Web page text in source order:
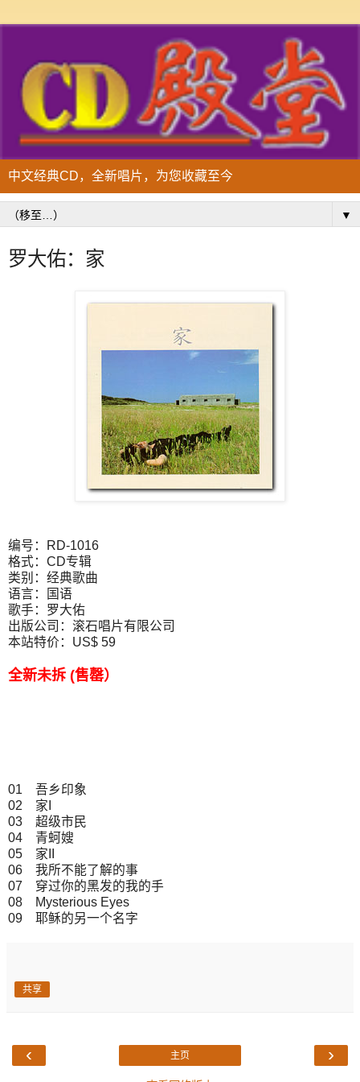
中文经典CD，全新唱片，为您收藏至今
▼
罗大佑：家
编号：RD-1016
格式：CD专辑
类别：经典歌曲
语言：国语
歌手：罗大佑
出版公司：滚石唱片有限公司
本站特价：US$ 59
全新未拆 (售罄）
01 吾乡印象
02 家I
03 超级市民
04 青蚵嫂
05 家II
06 我所不能了解的事
07 穿过你的黑发的我的手
08 Mysterious Eyes
09 耶稣的另一个名字
共享
‹ ›
主页